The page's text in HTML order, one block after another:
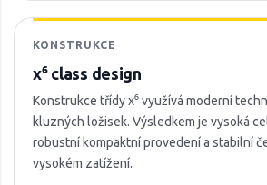
KONSTRUKCE
x⁶ class design
Konstrukce třídy x⁶ využívá moderní
kluzných ložisek. Výsledkem je vysoká
robustní kompaktní provedení a stabilní
vysokém zatížení.